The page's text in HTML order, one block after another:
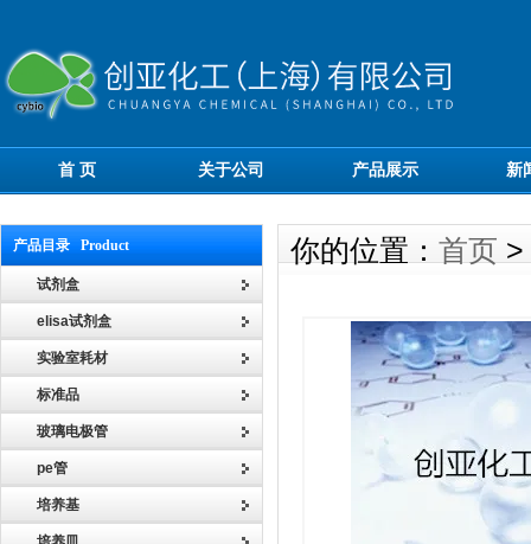
首 页 关于公司 产品展示 新
产品目录 Product
试剂盒
elisa试剂盒
实验室耗材
标准品
玻璃电极管
pe管
培养基
你的位置： 首页 >